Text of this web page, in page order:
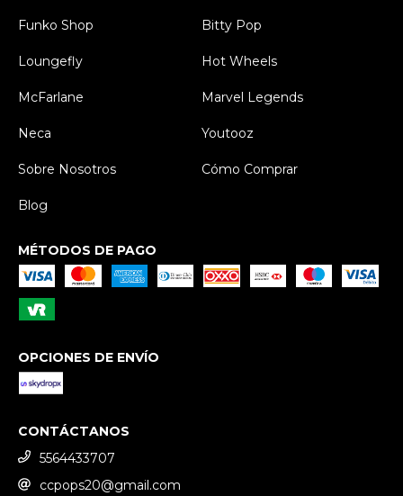
Funko Shop Bitty Pop
Loungefly Hot Wheels
McFarlane Marvel Legends
Neca Youtooz
Sobre Nosotros Cómo Comprar
Blog
MÉTODOS DE PAGO
OPCIONES DE ENVÍO
CONTÁCTANOS
5564433707
ccpops20@gmail.com